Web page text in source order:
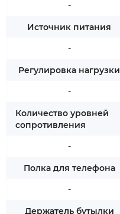
-
Источник питания
-
Регулировка нагрузки
-
Количество уровней
сопротивления
-
Полка для телефона
-
Держатель бутылки